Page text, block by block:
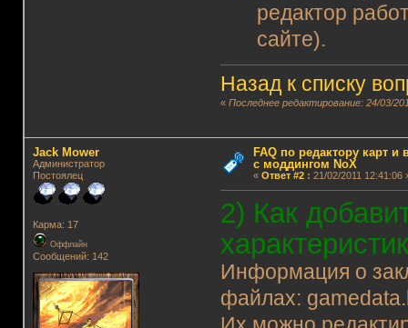
редактор
сайте).
Назад к списку
«Последнее редактирование: 24/03/
Jack Mower
Администратор
Постоялец
Карма: 17
Оффлайн
Сообщений: 142
FAQ по редактору карт
с моддингом NoX
« Ответ #2: 21/02/2011 12:41:06
2) Как
Информация о
файлах: